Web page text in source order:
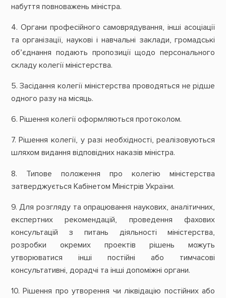
набуття повноважень міністра.
4. Органи професійного самоврядування, інші асоціації
та організації, наукові і навчальні заклади, громадські
об’єднання подають пропозиції щодо персонального
складу колегії міністерства.
5. Засідання колегії міністерства проводяться не рідше
одного разу на місяць.
6. Рішення колегії оформляються протоколом.
7. Рішення колегії, у разі необхідності, реалізовуються
шляхом видання відповідних наказів міністра.
8. Типове положення про колегію міністерства
затверджується Кабінетом Міністрів України.
9. Для розгляду та опрацювання наукових, аналітичних,
експертних рекомендацій, проведення фахових
консультацій з питань діяльності міністерства,
розробки окремих проектів рішень можуть
утворюватися інші постійні або тимчасові
консультативні, дорадчі та інші допоміжні органи.
10. Рішення про утворення чи ліквідацію постійних або